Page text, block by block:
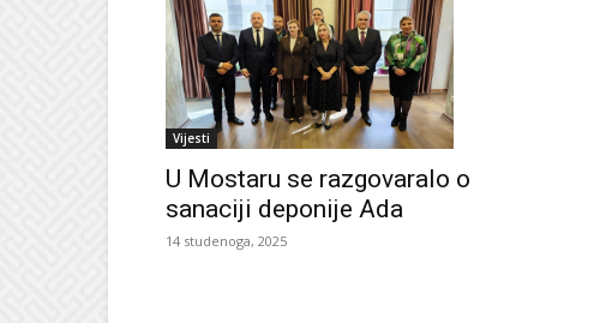
Vijesti
U Mostaru se razgovaralo o
sanaciji deponije Ada
14 studenoga, 2025